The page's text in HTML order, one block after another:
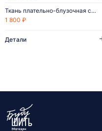
Ткань плательно-блузочная сатин
1 800 ₽
Детали